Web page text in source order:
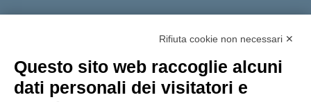
Tutti gli argomenti
Amministrazione Trasparente
Privacy Policy
Dichiarazione di accessibilitàObiettivi di accessibilità
Rifiuta cookie non necessari ✕
Questo sito web raccoglie alcuni
dati personali dei visitatori e